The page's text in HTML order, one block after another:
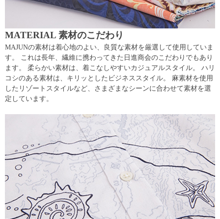
MATERIAL 素材のこだわり
MAJUNの素材は着心地のよい、良質な素材を厳選して使用していま
す。 これは長年、繊維に携わってきた日進商会のこだわりでもあり
ます。 柔らかい素材は、着こなしやすいカジュアルスタイル。 ハリ
コシのある素材は、キリッとしたビジネススタイル。 麻素材を使用
したリゾートスタイルなど、さまざまなシーンに合わせて素材を選
定しています。